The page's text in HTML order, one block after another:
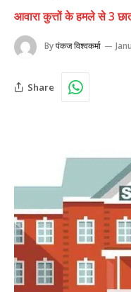
आवारा कुत्तों के हमले से 3
Byपंकज विश्वकर्मा
Share